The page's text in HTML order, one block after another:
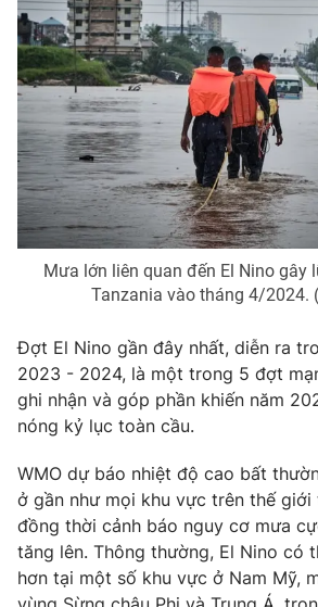
VTV9 VTV8
Liên hệ tòa soạn English
THỜI BÁO VTV
Cơ quan chủ quản: Đài Truyền hình Việt
Cơ quan báo chí:Thời báo VTV
cấp ngày 29/12/2023
Tổng Biên tập:Vũ Thanh Thủy
Phó Tổng Biên tập:Nguyễn Thị Mỹ Hạnh,
Nguyễn Trọng Ninh
Tổng đài VTV:024.38 355 931 - 024.38
Mưa lớn liên quan đến El Nino gây
Tanzania vào tháng 4/2024.
Đợt El Nino gần đây nhất, diễn ra
2023 - 2024, là một trong 5 đợt
ghi nhận và góp phần khiến năm
nóng kỷ lục toàn cầu.
WMO dự báo nhiệt độ cao bất
ở gần như mọi khu vực trên thế
đồng thời cảnh báo nguy cơ mưa
tăng lên. Thông thường, El Nino có
hơn tại một số khu vực ở Nam Mỹ,